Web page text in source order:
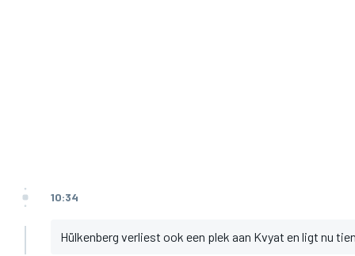
10:34
Hülkenberg verliest ook een plek aan Kvyat en ligt nu